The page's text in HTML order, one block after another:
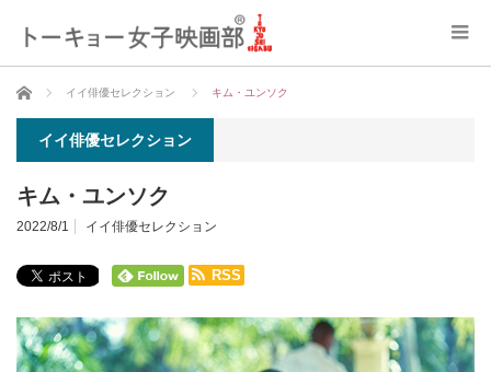
ホーム イイ俳優セレクション キム・ユンソク
イイ俳優セレクション
キム・ユンソク
2022/8/1 イイ俳優セレクション
RSS